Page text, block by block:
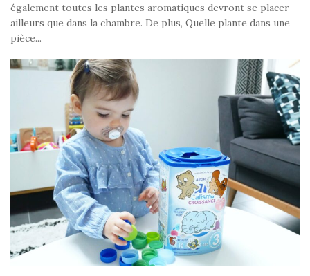
également toutes les plantes aromatiques devront se placer
ailleurs que dans la chambre. De plus, Quelle plante dans une
pièce...